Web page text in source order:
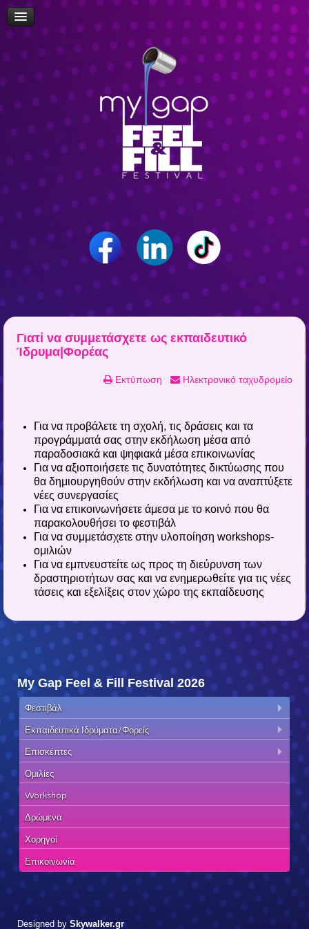
Πρόσβαση
Δώρα-Διαγωνισμοί
Δήλωση Συμμετοχής Επισκεπτών
Επίσκεψη Σχολείων/Σχολών
Workshop
Γιατί να συμμετάσχετε ως εκπαιδευτικό
Ίδρυμα|Φορέας
Εκτύπωση Ηλεκτρονικό ταχυδρομείο
Για να προβάλετε τη σχολή, τις δράσεις και τα
προγράμματά σας στην εκδήλωση μέσα από
παραδοσιακά και ψηφιακά μέσα επικοινωνίας
Για να αξιοποιήσετε τις δυνατότητες δικτύωσης που
θα δημιουργηθούν στην εκδήλωση και να αναπτύξετε
νέες συνεργασίες
Για να επικοινωνήσετε άμεσα με το κοινό που θα
παρακολουθήσει το φεστιβάλ
Για να συμμετάσχετε στην υλοποίηση workshops-
ομιλιών
Για να εμπνευστείτε ως προς τη διεύρυνση των
δραστηριοτήτων σας και να ενημερωθείτε για τις νέες
τάσεις και εξελίξεις στον χώρο της εκπαίδευσης
My Gap Feel & Fill Festival 2026
Φεστιβάλ
Εκπαιδευτικά Ιδρύματα/Φορείς
Επισκέπτες
Ομιλίες
Workshop
Δρώμενα
Χορηγοί
Επικοινωνία
Designed bySkywalker.gr